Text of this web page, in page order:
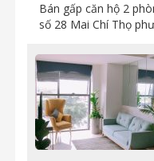
Bán gấp căn hộ 2
số 28 Mai Chí Thọ